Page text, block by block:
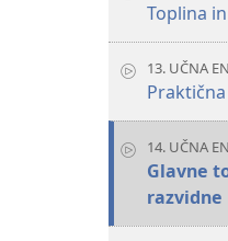
Toplina
13. UČNA
14. UČNA
Glavne
razvidne